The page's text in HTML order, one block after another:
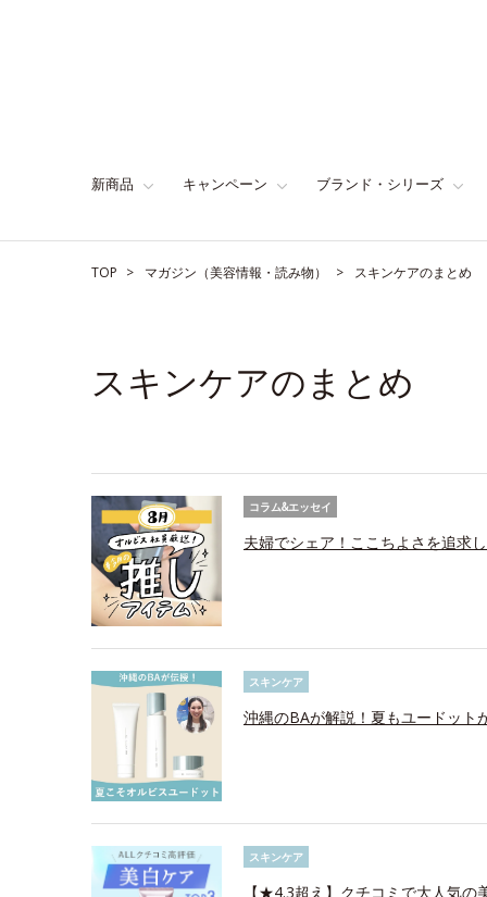
新商品 キャンペーン ブランド・シリーズ
TOP マガジン（美容情報・読み物） スキンケアのまとめ
スキンケアのまとめ
コラム&エッセイ
夫婦でシェア！ここちよさを追求
スキンケア
沖縄のBAが解説！夏もユードット
スキンケア
【★4.3超え】クチコミで大人気の